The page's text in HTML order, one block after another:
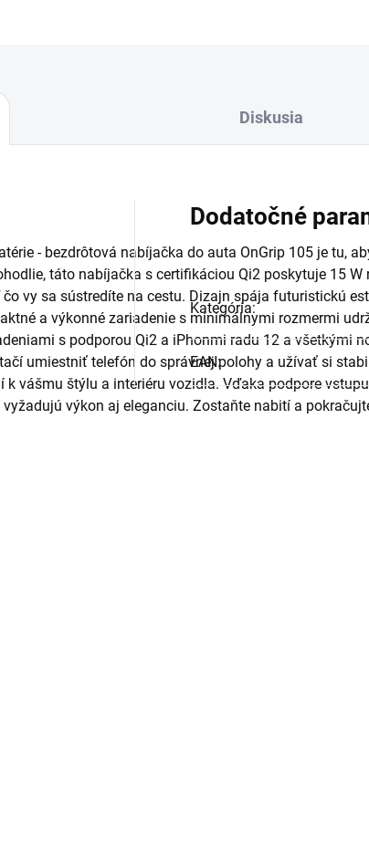
Diskusia
- bezdrôtová nabíjačka do auta OnGrip 105 je tu,
táto nabíjačka s certifikáciou Qi2 poskytuje 15
vy sa sústredíte na cestu. Dizajn spája futuristickú
a výkonné zariadenie s minimálnymi rozmermi
s podporou Qi2 a iPhonmi radu 12 a všetkými
umiestniť telefón do správnej polohy a užívať si
vášmu štýlu a interiéru vozidla. Vďaka podpore
výkon aj eleganciu. Zostaňte nabití a
Dodatočné
Kategória:
EAN: